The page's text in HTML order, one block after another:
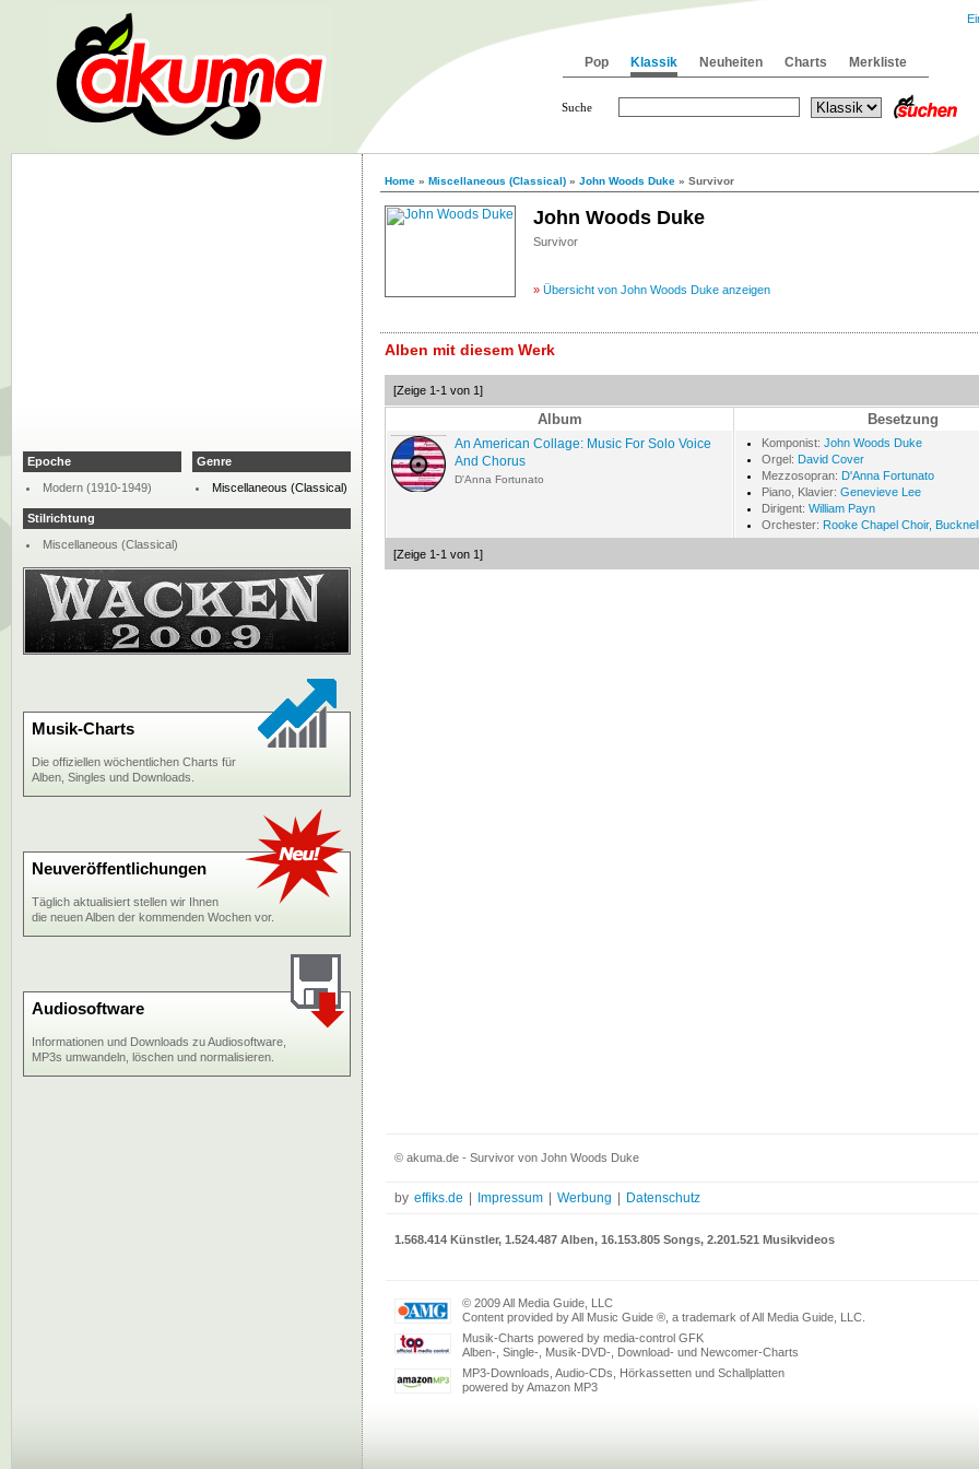
Home » Miscellaneous (Classical) » John Woods Duke » Survivor
John Woods Duke
Survivor
» Übersicht von John Woods Duke anzeigen
Alben mit diesem Werk
[Zeige 1-1 von 1]
Album Besetzung
An American Collage: Music For Solo Voice
And Chorus
D'Anna Fortunato
Komponist: John Woods Duke
Orgel: David Cover
Mezzosopran: D'Anna Fortunato
Piano, Klavier: Genevieve Lee
Dirigent: William Payn
Orchester: Rooke Chapel Choir,
[Zeige 1-1 von 1]
Epoche
Modern (1910-1949)
Genre
Miscellaneous (Classical)
Stilrichtung
Miscellaneous (Classical)
Musik-Charts
Die offiziellen wöchentlichen Charts für
Alben, Singles und Downloads.
Neuveröffentlichungen
Täglich aktualisiert stellen wir Ihnen
die neuen Alben der kommenden Wochen vor.
Audiosoftware
Informationen und Downloads zu Audiosoftware,
MP3s umwandeln, löschen und normalisieren.
© akuma.de - Survivor von John Woods Duke
by effiks.de Impressum Werbung Datenschutz
1.568.414 Künstler, 1.524.487 Alben, 16.153.805 Songs, 2.201.521 Musikvideos
© 2009 All Media Guide, LLC
Content provided by All Music Guide ®, a trademark of All Media Guide, LLC.
Musik-Charts powered by media-control GFK
Alben-, Single-, Musik-DVD-, Download- und Newcomer-Charts
MP3-Downloads, Audio-CDs, Hörkassetten und Schallplatten
powered by Amazon MP3
Pop Klassik Neuheiten Charts Merkliste
Suche